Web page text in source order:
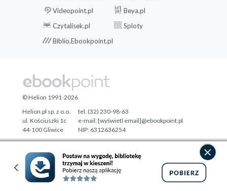
Videopoint.pl
Beya.pl
Czytalisek.pl
Sploty
Biblio.Ebookpoint.pl
Designed with ♥ byTonik.pl
© Helion 1991-2026
Helion.pl sp. z o.o.
ul. Kościuszki 1c
44-100 Gliwice
tel. (32) 230-98-63
e-mail:[wyświetl email]@ebookpoint.pl
NIP: 6312636254
Regon: 241989027
Pełna wersja strony »